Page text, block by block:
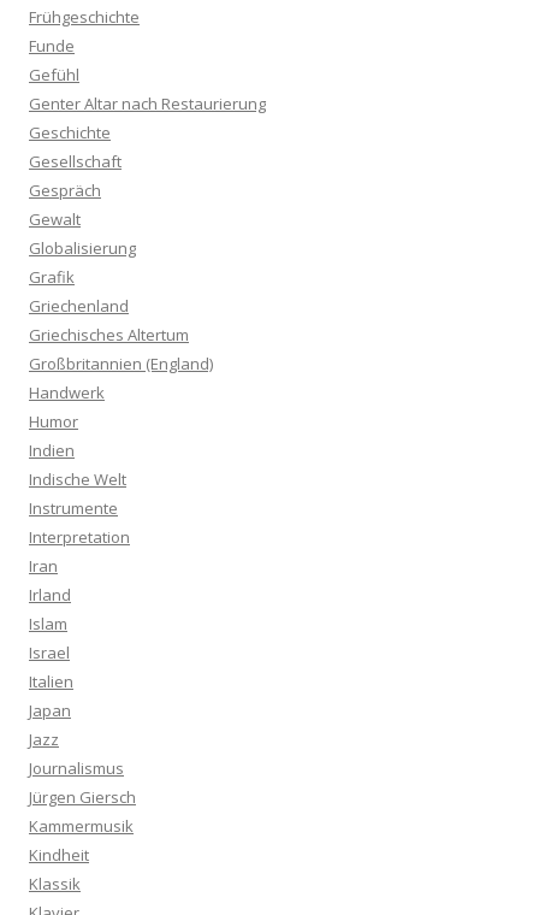
Frühgeschichte
Funde
Gefühl
Genter Altar nach Restaurierung
Geschichte
Gesellschaft
Gespräch
Gewalt
Globalisierung
Grafik
Griechenland
Griechisches Altertum
Großbritannien (England)
Handwerk
Humor
Indien
Indische Welt
Instrumente
Interpretation
Iran
Irland
Islam
Israel
Italien
Japan
Jazz
Journalismus
Jürgen Giersch
Kammermusik
Kindheit
Klassik